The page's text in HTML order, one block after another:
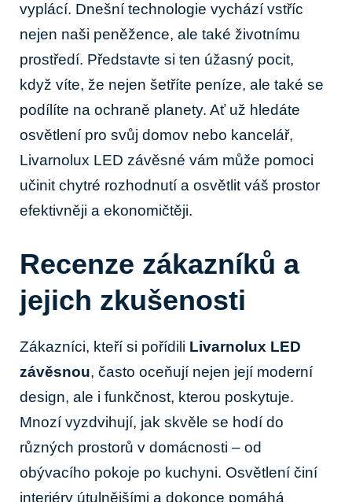
‌vyplácí. Dnešní technologie vychází vstříc
nejen naši peněžence, ale také životnímu
‍prostředí. Představte si ten úžasný pocit,
když víte, že⁣ nejen šetříte peníze, ale také se
podílíte na ochraně⁣ planety. Ať ⁤už hledáte⁢
osvětlení pro svůj ​domov‍ nebo ‌kancelář,⁤
Livarnolux LED závěsné vám může pomoci
učinit chytré rozhodnutí a osvětlit váš prostor
efektivněji a ekonomičtěji.
Recenze zákazníků ⁣a
‌jejich zkušenosti
Zákazníci, kteří si pořídili Livarnolux‍ LED
závěsnou, často oceňují nejen ‍její‌ moderní⁤
design, ale⁢ i ‍funkčnost, kterou poskytuje.
Mnozí vyzdvihují,‍ jak skvěle⁣ se hodí do⁣
různých prostorů⁢ v domácnosti – od
obývacího pokoje po kuchyni. Osvětlení činí
interiéry útulnějšími a dokonce pomáhá​